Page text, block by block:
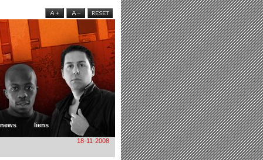
news liens
18-11-2008